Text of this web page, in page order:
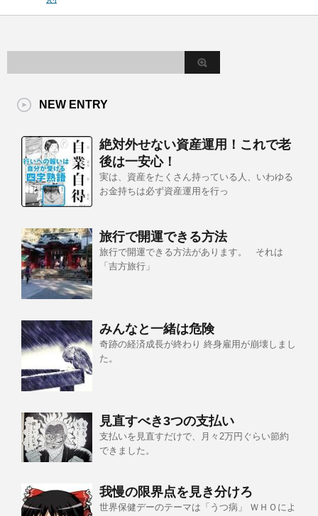
NEW ENTRY
絶対外せない資産運用！これで老
後は一安心！
実は、資産をたくさん持っている人、いわゆる
お金持ちは必ず資産運用を行っ
旅行で開運できる方法
旅行で開運できる方法があります。 それは
「吉方旅行」
みんなと一緒は危険
奇跡の経済成長が終わり 終身雇用が崩壊しまし
た。
見直すべき3つの支払い
支払いを見直すだけで、月々2万円ぐらい節約
できました。
我慢の限界点を見き分けろ
世界保健デーのテーマは「うつ病」 ＷＨＯによ